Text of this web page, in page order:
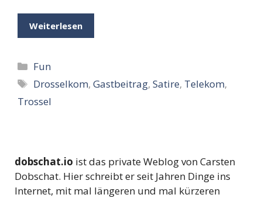
Weiterlesen
Kategorien
Fun
Schlagwörter
Drosselkom,Gastbeitrag,Satire, Telekom,
Trossel
dobschat.io ist das private Weblog von Carsten
Dobschat. Hier schreibt er seit Jahren Dinge ins
Internet, mit mal längeren und mal kürzeren